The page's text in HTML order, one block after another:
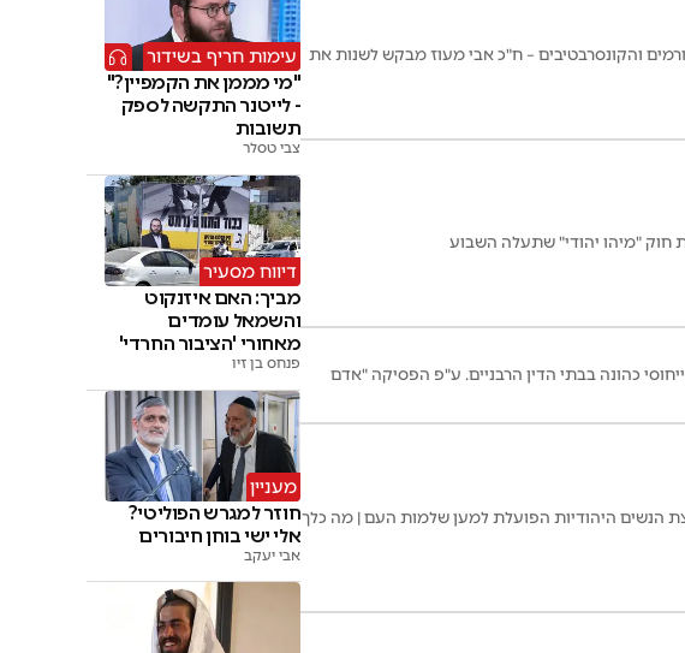
והקונסרבטיבים – ח"כ אבי מעוז מבקש לשנות את
חוק "מיהו יהודי" שתעלה השבוע
כהונה בבתי הדין הרבניים. ע"פ הפסיקה "אדם
הנשים היהודיות הפועלת למען שלמות העם | מה כלך
עימות חריף בשידור
"מי מממן את הקמפיין?"
- לייטנר התקשה לספק
תשובות
צבי טסלר
דיווח מסעיר
מביך: האם איזנקוט
והשמאל עומדים
מאחורי 'הציבור החרדי'
פנחס בן זיו
מעניין
חוזר למגרש הפוליטי?
אלי ישי בוחן חיבורים
אבי יעקב